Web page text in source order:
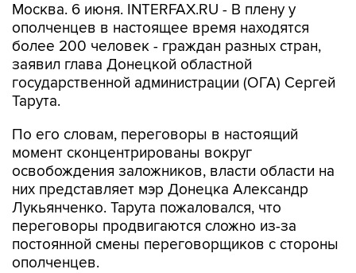
Москва. 6 июня. INTERFAX.RU - В плену у
ополченцев в настоящее время находятся
более 200 человек - граждан разных стран,
заявил глава Донецкой областной
государственной администрации (ОГА) Сергей
Тарута.
По его словам, переговоры в настоящий
момент сконцентрированы вокруг
освобождения заложников, власти области на
них представляет мэр Донецка Александр
Лукьянченко. Тарута пожаловался, что
переговоры продвигаются сложно из-за
постоянной смены переговорщиков с стороны
ополченцев.